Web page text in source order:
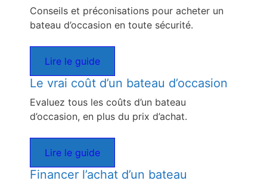
Conseils et préconisations pour acheter un
bateau d’occasion en toute sécurité.
Lire le guide
Le vrai coût d’un bateau d’occasion
Evaluez tous les coûts d’un bateau
d’occasion, en plus du prix d’achat.
Lire le guide
Financer l’achat d’un bateau